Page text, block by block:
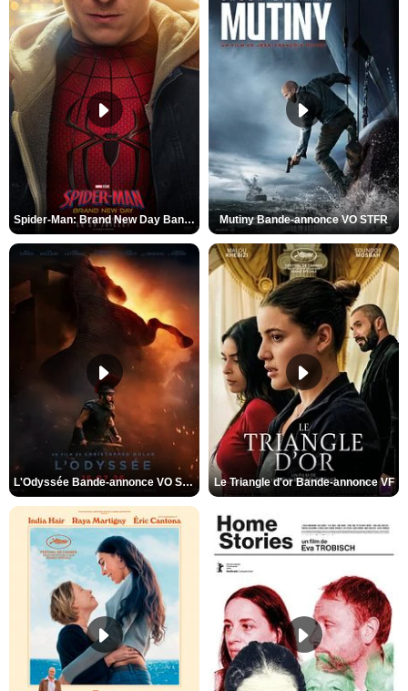
Spider-Man: Brand New Day Bande-annonce VO STFR Mutiny Bande-annonce VO STFR
L'Odyssée Bande-annonce VO STFR Le Triangle d'or Bande-annonce VF